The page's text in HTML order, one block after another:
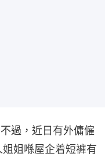
過，近日有外傭僱
姐喺屋企着短褲有